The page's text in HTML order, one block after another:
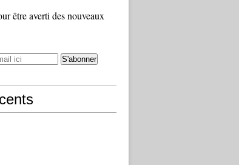
être averti des nouveaux